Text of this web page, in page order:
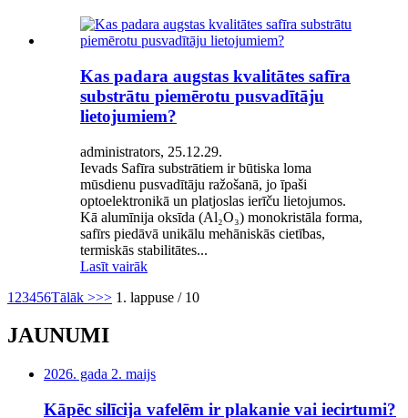
Kas padara augstas kvalitātes safīra
substrātu piemērotu pusvadītāju
lietojumiem?
administrators, 25.12.29.
Ievads Safīra substrātiem ir būtiska loma
mūsdienu pusvadītāju ražošanā, jo īpaši
optoelektronikā un platjoslas ierīču lietojumos.
Kā alumīnija oksīda (Al₂O₃) monokristāla forma,
safīrs piedāvā unikālu mehāniskās cietības,
termiskās stabilitātes...
Lasīt vairāk
1 23456Tālāk >>> 1. lappuse / 10
JAUNUMI
2026. gada 2. maijs
Kāpēc silīcija vafelēm ir plakanie vai iecirtumi?